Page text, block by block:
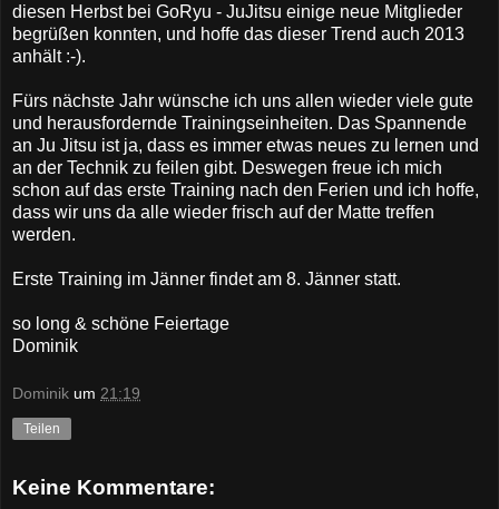
diesen Herbst bei GoRyu - JuJitsu einige neue Mitglieder
begrüßen konnten, und hoffe das dieser Trend auch 2013
anhält :-).
Fürs nächste Jahr wünsche ich uns allen wieder viele gute
und herausfordernde Trainingseinheiten. Das Spannende
an Ju Jitsu ist ja, dass es immer etwas neues zu lernen und
an der Technik zu feilen gibt. Deswegen freue ich mich
schon auf das erste Training nach den Ferien und ich hoffe,
dass wir uns da alle wieder frisch auf der Matte treffen
werden.
Erste Training im Jänner findet am 8. Jänner statt.
so long & schöne Feiertage
Dominik
Dominik um 21:19
Teilen
Keine Kommentare: